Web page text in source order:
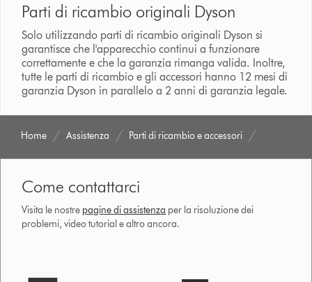
Parti di ricambio originali Dyson
Solo utilizzando parti di ricambio originali Dyson si
garantisce che l'apparecchio continui a funzionare
correttamente e che la garanzia rimanga valida. Inoltre,
tutte le parti di ricambio e gli accessori hanno 12 mesi di
garanzia Dyson in parallelo a 2 anni di garanzia legale.
Home Assistenza Parti di ricambio e accessori
Come contattarci
Visita le nostre pagine di assistenza per la risoluzione dei
problemi, video tutorial e altro ancora.